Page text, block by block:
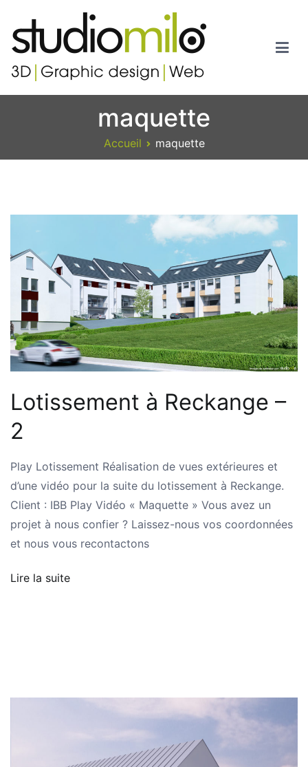
contenu
Studiomilo
Votre spécialiste en 3D, Images de synthèse, Graphic design et
maquette
Accueil maquette
Lotissement à Reckange –
2
Play Lotissement Réalisation de vues extérieures et
d’une vidéo pour la suite du lotissement à Reckange.
Client : IBB Play Vidéo « Maquette » Vous avez un
projet à nous confier ? Laissez-nous vos coordonnées
et nous vous recontactons
Lire la suite